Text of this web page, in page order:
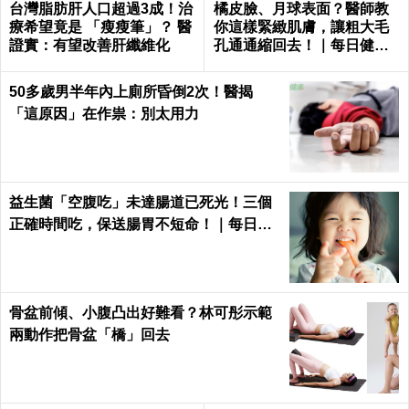
台灣脂肪肝人口超過3成！治
療希望竟是 「瘦瘦筆」？ 醫
證實：有望改善肝纖維化
橘皮臉、月球表面？醫師教
你這樣緊緻肌膚，讓粗大毛
孔通通縮回去！｜每日健康
50多歲男半年內上廁所昏倒2次！醫揭
「這原因」在作祟：別太用力
益生菌「空腹吃」未達腸道已死光！三個
正確時間吃，保送腸胃不短命！｜每日健
骨盆前傾、小腹凸出好難看？林可彤示範
兩動作把骨盆「橋」回去